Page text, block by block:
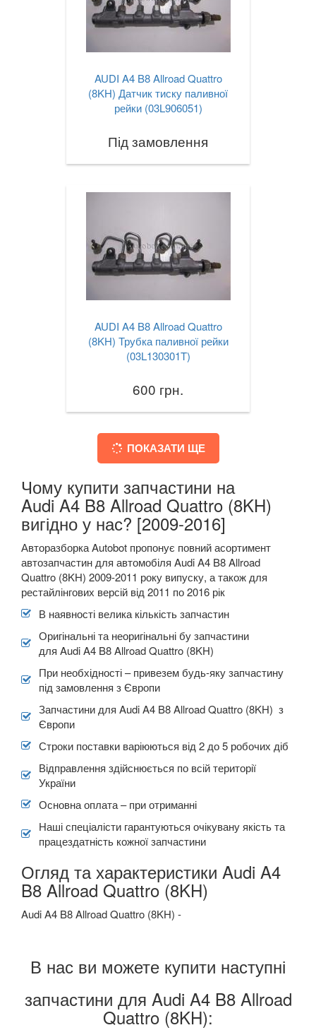
AUDI A4 B8 Allroad Quattro
(8KH) Датчик тиску паливної
рейки (03L906051)
Під замовлення
AUDI A4 B8 Allroad Quattro
(8KH) Трубка паливної рейки
(03L130301T)
600 грн.
ПОКАЗАТИ ЩЕ
Чому купити запчастини на
Audi A4 B8 Allroad Quattro (8KH)
вигідно у нас? [2009-2016]
Авторазборка Autobot пропонує повний асортимент
автозапчастин для автомобіля Audi A4 B8 Allroad
Quattro (8KH) 2009-2011 року випуску, а також для
рестайлінгових версій від 2011 по 2016 рік
В наявності велика кількість запчастин
Оригінальні та неоригінальні бу запчастини
для Audi A4 B8 Allroad Quattro (8KH)
При необхідності – привезем будь-яку запчастину
під замовлення з Європи
Запчастини для Audi A4 B8 Allroad Quattro (8KH) з
Європи
Строки поставки варіюються від 2 до 5 робочих діб
Відправлення здійснюється по всій території
України
Основна оплата – при отриманні
Наші спеціалісти гарантуються очікувану якість та
працездатність кожної запчастини
Огляд та характеристики Audi A4
B8 Allroad Quattro (8KH)
Audi A4 B8 Allroad Quattro (8KH) -
В нас ви можете купити наступні
запчастини для Audi A4 B8 Allroad
Quattro (8KH):